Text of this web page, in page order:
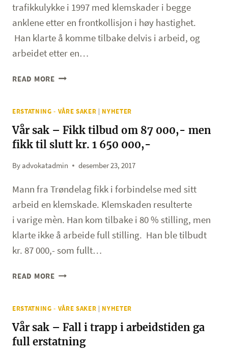
2
500
000,-
ETTER
trafikkulykke i 1997 med klemskader i begge
anklene etter en frontkollisjon i høy hastighet.
Han klarte å komme tilbake delvis i arbeid, og
arbeidet etter en…
READ MOREVÅR
SKADET
TRAFIKKULYKKE
I
1997,
ERSTATNING
20
ÅR
ERSTATNING - VÅRE SAKER | NYHETER
Vår sak – Fikk tilbud om 87 000,- men
fikk til slutt kr. 1 650 000,-
Byadvokatadmin desember 23, 2017
Mann fra Trøndelag fikk i forbindelse med sitt
arbeid en klemskade. Klemskaden resulterte
i varige mèn. Han kom tilbake i 80 % stilling, men
klarte ikke å arbeide full stilling. Han ble tilbudt
kr. 87 000,- som fullt…
READ MOREVÅR
FIKK
TILBUD
OM
87
ERSTATNING - VÅRE SAKER | NYHETER
Vår sak – Fall i trapp i arbeidstiden ga
full erstatning